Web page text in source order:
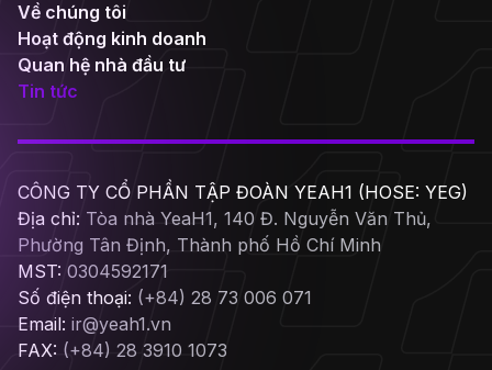
Về chúng tôi
Hoạt động kinh doanh
Quan hệ nhà đầu tư
Tin tức
CÔNG TY CỔ PHẦN TẬP ĐOÀN YEAH1 (HOSE: YEG)
Địa chỉ: Tòa nhà YeaH1, 140 Đ. Nguyễn Văn Thủ,
Phường Tân Định, Thành phố Hồ Chí Minh
MST: 0304592171
Số điện thoại: (+84) 28 73 006 071
Email: ir@yeah1.vn
FAX: (+84) 28 3910 1073